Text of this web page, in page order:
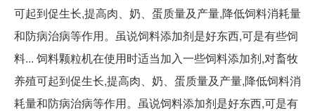
可起到促生长,提高肉、奶、蛋质量及产量,降低饲料消耗量
和防病治病等作用。虽说饲料添加剂是好东西,可是有些饲
料... 饲料颗粒机在使用时适当加入一些饲料添加剂,对畜牧
养殖可起到促生长,提高肉、奶、蛋质量及产量,降低饲料消
耗量和防病治病等作用。虽说饲料添加剂是好东西,可是有